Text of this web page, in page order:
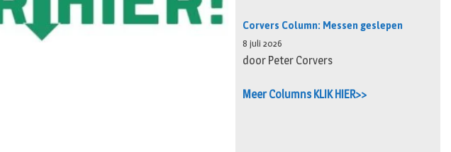
Corvers Column: Messen geslepen
8 juli 2026
door Peter Corvers
Meer Columns KLIK HIER>>